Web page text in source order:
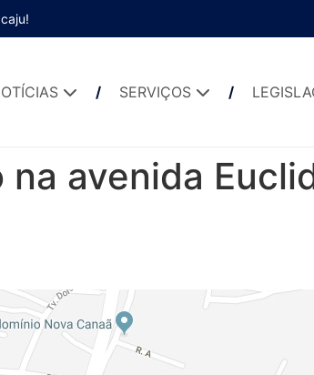
SERVIÇOS
avenida